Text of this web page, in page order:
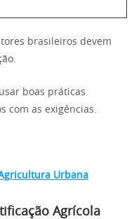
brasileiros devem
boas práticas
com as exigências.
Urbana
Agrícola